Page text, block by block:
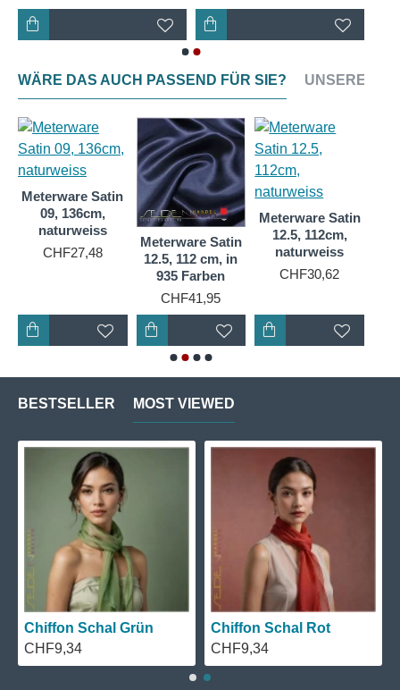
WÄRE DAS AUCH PASSEND FÜR SIE? UNSERE
Meterware Satin
09, 136cm,
naturweiss
CHF27,48
Meterware Satin
12.5, 112 cm, in
935 Farben
CHF41,95
Meterware Satin
12.5, 112cm,
naturweiss
CHF30,62
BESTSELLER MOST VIEWED
Chiffon Schal Grün
CHF9,34
Chiffon Schal Rot
CHF9,34